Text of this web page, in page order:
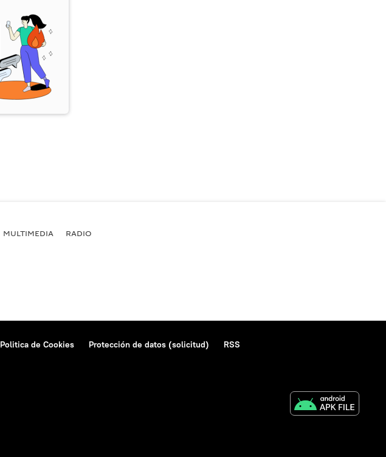
MULTIMEDIA RADIO
Politica de Cookies Protección de datos (solicitud)
RSS